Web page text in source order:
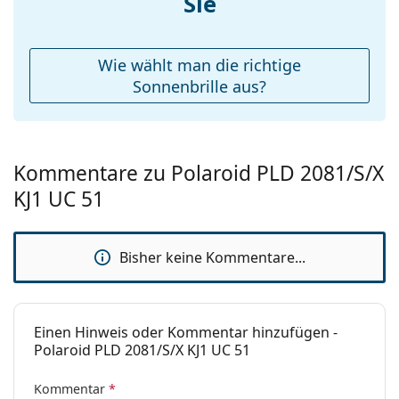
Weiteres
Herren
Verwendung:
Mode
Code:
Wie wählt man die richtige
Sonnenbrille aus?
Kommentare zu Polaroid PLD 2081/S/X
KJ1 UC 51
Bisher keine Kommentare...
Einen Hinweis oder Kommentar hinzufügen -
Polaroid PLD 2081/S/X KJ1 UC 51
Kommentar *